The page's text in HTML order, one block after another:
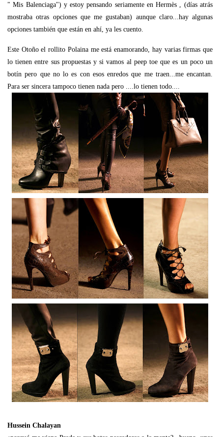
" Mis Balenciaga") y estoy pensando seriamente en Hermès , (días atrás
mostraba otras opciones que me gustaban) aunque claro...hay algunas
opciones también que están en ahí, ya les cuento.
Este Otoño el rollito Polaina me está enamorando, hay varias firmas que
lo tienen entre sus propuestas y si vamos al peep toe que es un poco un
botín pero que no lo es con esos enredos que me traen...me encantan.
Para ser sincera tampoco tienen nada pero ....lo tienen todo....
Hussein Chalayan